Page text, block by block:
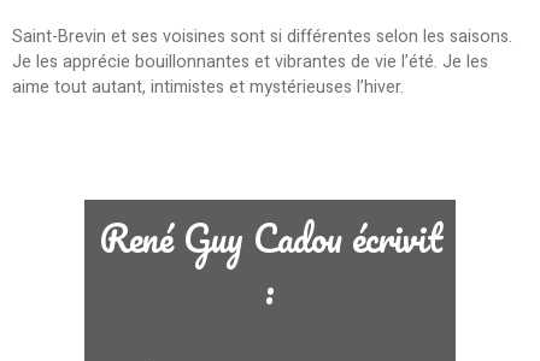
Saint-Brevin et ses voisines sont si différentes selon les saisons.
Je les apprécie bouillonnantes et vibrantes de vie l’été. Je les
aime tout autant, intimistes et mystérieuses l’hiver.
René Guy Cadou écrivit
: